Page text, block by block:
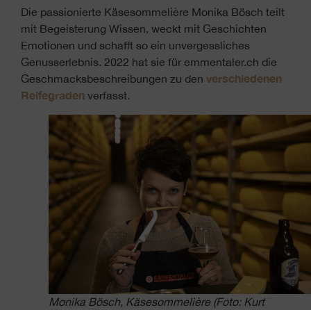
Die passionierte Käsesommelière Monika Bösch teilt
mit Begeisterung Wissen, weckt mit Geschichten
Emotionen und schafft so ein unvergessliches
Genusserlebnis. 2022 hat sie für emmentaler.ch die
Geschmacksbeschreibungen zu den verschiedenen
Reifegraden verfasst.
Monika Bösch, Käsesommelière (Foto: Kurt